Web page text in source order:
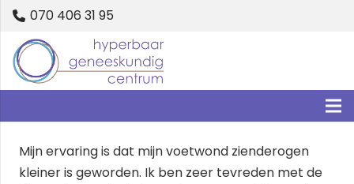
070 406 31 95
Mijn ervaring is dat mijn voetwond zienderogen
kleiner is geworden. Ik ben zeer tevreden met de